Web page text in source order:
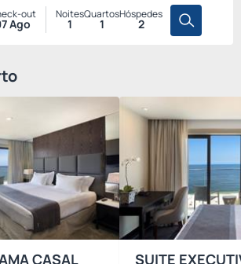
out
Ago
Noites
1
Quartos
1
Hóspedes
2
CASAL SUITE